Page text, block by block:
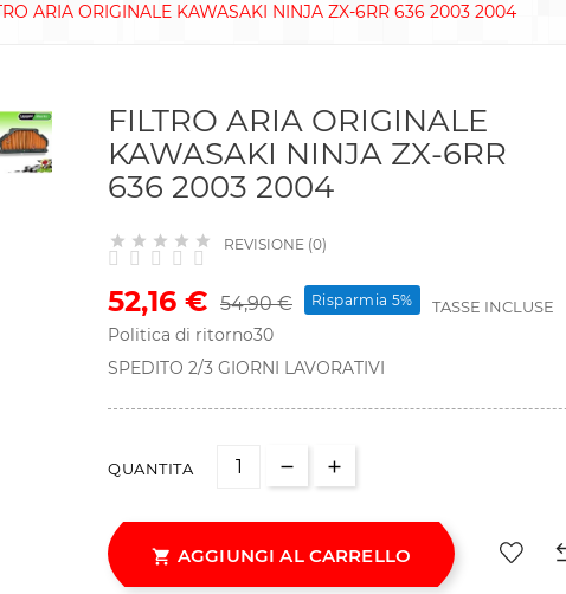
ARIA ORIGINALE KAWASAKI NINJA ZX-6RR 636 2003 2004
FILTRO ARIA ORIGINALE
KAWASAKI NINJA ZX-6RR
636 2003 2004
     REVISIONE (0)
52,16 € 54,90 € Risparmia 5% TASSE INCLUSE
Politica di ritorno30
SPEDITO 2/3 GIORNI LAVORATIVI
QUANTITA
 AGGIUNGI AL CARRELLO